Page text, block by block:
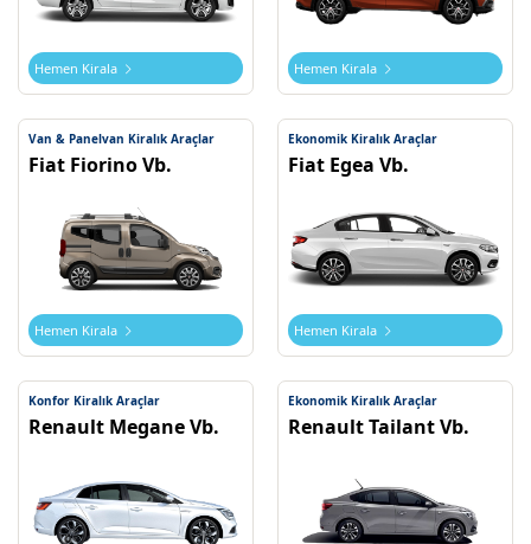
uygun
bir
yelpazede
sunuluyor.
Ekonomik
araçlara
kategorilerde
araçlarımız
mevcut.
Hemen Kirala Hemen Kirala
Van & Panelvan Kiralık Araçlar
Fiat Fiorino Vb.
Hemen Kirala
Ekonomik Kiralık Araçlar
Fiat Egea Vb.
Hemen Kirala
Konfor Kiralık Araçlar
Renault Megane Vb.
Ekonomik Kiralık Araçlar
Renault Tailant Vb.